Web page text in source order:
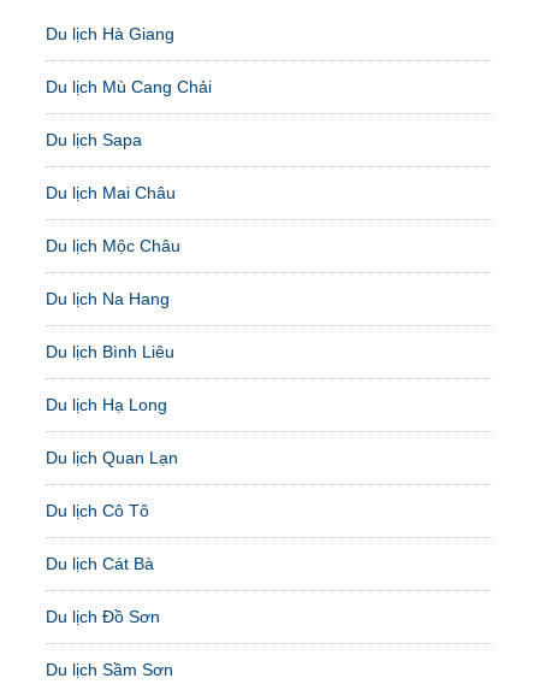
Du lịch Hà Giang
Du lịch Mù Cang Chải
Du lịch Sapa
Du lịch Mai Châu
Du lịch Mộc Châu
Du lịch Na Hang
Du lịch Bình Liêu
Du lịch Hạ Long
Du lịch Quan Lạn
Du lịch Cô Tô
Du lịch Cát Bà
Du lịch Đồ Sơn
Du lịch Sầm Sơn